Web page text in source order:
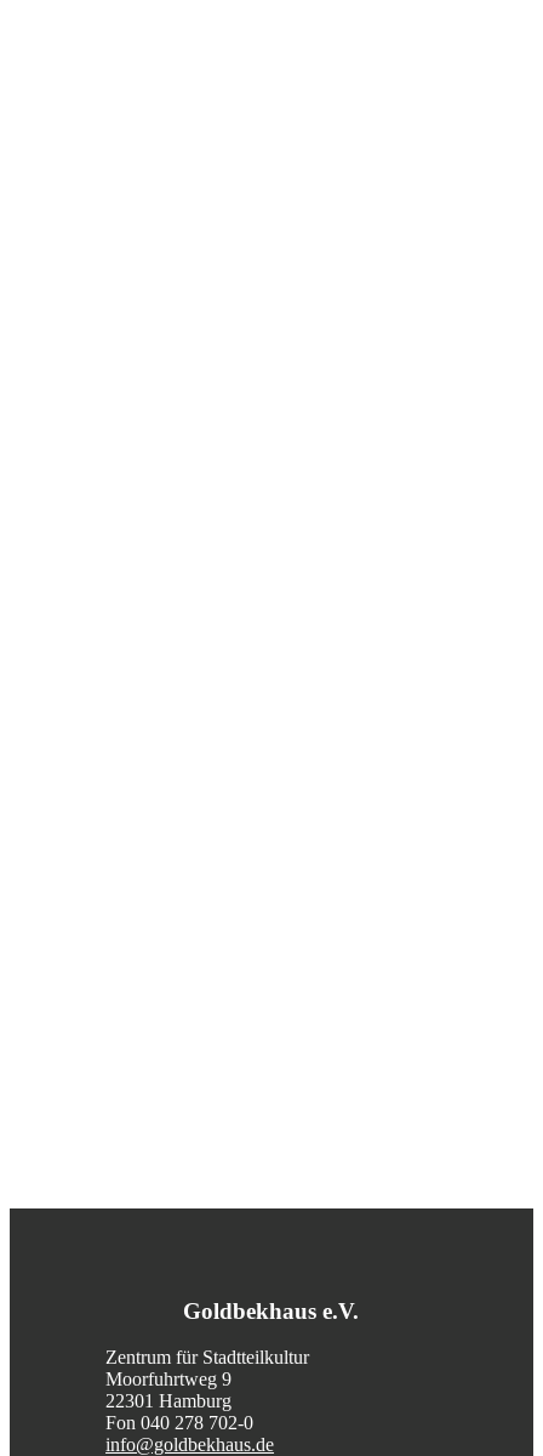
Goldbekhaus e.V.
Zentrum für Stadtteilkultur
Moorfuhrtweg 9
22301 Hamburg
Fon 040 278 702-0
info@goldbekhaus.de